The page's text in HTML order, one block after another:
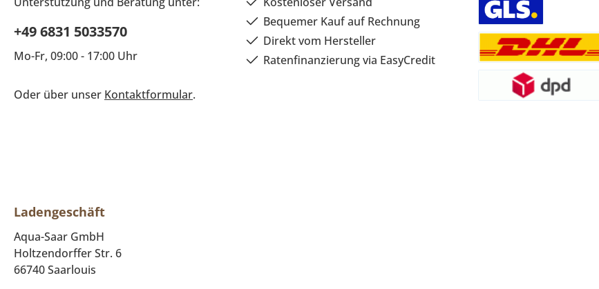
+49 6831 5033570
Mo-Fr, 09:00 - 17:00 Uhr
Oder über unser Kontaktformular.
Bequemer Kauf auf Rechnung
Direkt vom Hersteller
Ratenfinanzierung via EasyCredit
Ladengeschäft
Aqua-Saar GmbH
Holtzendorffer Str. 6
66740 Saarlouis